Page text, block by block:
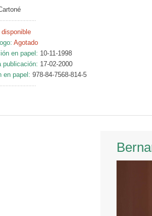
disponible
Agotado
en papel: 10-11-1998
publicación: 17-02-2000
en papel: 978-84-7568-814-5